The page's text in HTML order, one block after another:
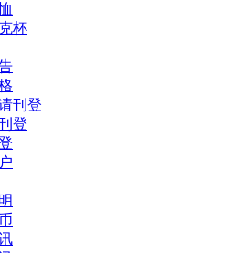
杯
刊登
登